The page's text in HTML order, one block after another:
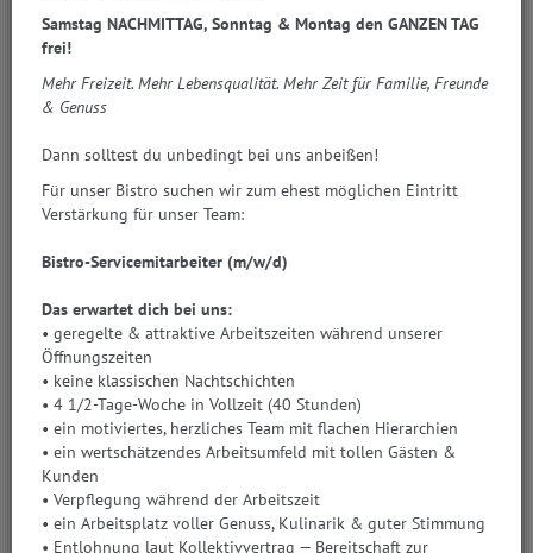
Rar. Edel. Besonders. Einzigartig. Limitiert.
Was passiert, wenn zwei Genießer und Pioniere namens Walter
aufeinandertreffen? Richtig, es entsteht etwas Großartiges! In
Austernnote! In Kooperation mit Walter Trausner, einem
geerdeten Spirituosenhersteller aus der Biosphärenregion
Lungau mit eigener Manufaktur, haben wir im ersten Schritt
eine Caviar-Vodka Serie entwickelt. Nach der erfolgreichen
"Meeresfrüchte-Destillat" nach wie vor vorhanden. Das
Perle.
Unsere Vodka-Serie ist nun aktuell in fünf verschiedenen
Ausführungen erhältlich:
Caviar-Vodka "Lachsforelle"
Caviar-Vodka "Stör"
Caviar-Vodka "Albino"
White Pearl Vodka, "Austern Vodka"
Garnelen-Vodka
Erhältlich sind unsere Destillate ab € 70,00 bei Sporer Likör-
Samstag NACHMITTAG, Sonntag & Montag den GANZEN TAG
frei!
Mehr Freizeit. Mehr Lebensqualität. Mehr Zeit für Familie, Freunde
& Genuss
Dann solltest du unbedingt bei uns anbeißen!
Für unser Bistro suchen wir zum ehest möglichen Eintritt
Verstärkung für unser Team:
Bistro-Servicemitarbeiter (m/w/d)
Das erwartet dich bei uns:
• geregelte & attraktive Arbeitszeiten während unserer
Öffnungszeiten
• keine klassischen Nachtschichten
• 4 1/2-Tage-Woche in Vollzeit (40 Stunden)
• ein motiviertes, herzliches Team mit flachen Hierarchien
• ein wertschätzendes Arbeitsumfeld mit tollen Gästen &
Kunden
• Verpflegung während der Arbeitszeit
• ein Arbeitsplatz voller Genuss, Kulinarik & guter Stimmung
• Entlohnung laut Kollektivvertrag — Bereitschaft zur